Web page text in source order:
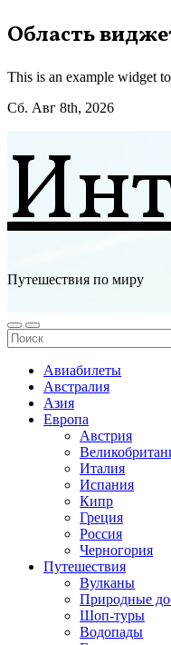
Перейти
к
Область
This is an example widget
Сб. Авг 8th, 2026
Путешествия по миру
Авиабилеты
Австралия
Азия
Европа
Австрия
Италия
Испания
Кипр
Греция
Россия
Черногория
Путешествия
Вулканы
Природные
Шоп-туры
Водопады